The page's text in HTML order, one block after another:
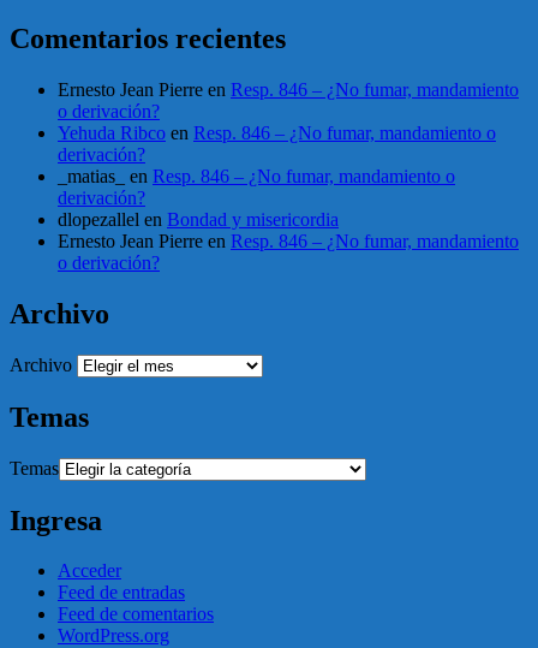
Comentarios recientes
Ernesto Jean Pierre en Resp. 846 – ¿No fumar, mandamiento
o derivación?
Yehuda Ribco en Resp. 846 – ¿No fumar, mandamiento o
derivación?
_matias_
en Resp. 846 – ¿No fumar, mandamiento o
derivación?
dlopezallel en Bondad y misericordia
Ernesto Jean Pierre en Resp. 846 – ¿No fumar, mandamiento
o derivación?
Archivo
Archivo
Temas
Temas
Ingresa
Acceder
Feed de entradas
Feed de comentarios
WordPress.org